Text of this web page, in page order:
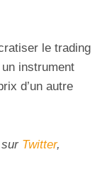
le trading
instrument
d’un autre
sur Twitter,